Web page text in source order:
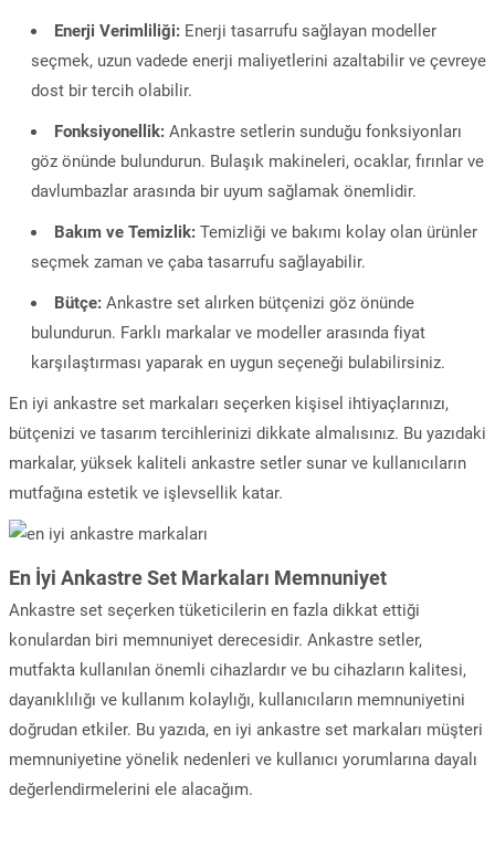
Enerji Verimliliği: Enerji tasarrufu sağlayan modeller
seçmek, uzun vadede enerji maliyetlerini azaltabilir ve çevreye
dost bir tercih olabilir.
Fonksiyonellik: Ankastre setlerin sunduğu fonksiyonları
göz önünde bulundurun. Bulaşık makineleri, ocaklar, fırınlar ve
davlumbazlar arasında bir uyum sağlamak önemlidir.
Bakım ve Temizlik: Temizliği ve bakımı kolay olan ürünler
seçmek zaman ve çaba tasarrufu sağlayabilir.
Bütçe: Ankastre set alırken bütçenizi göz önünde
bulundurun. Farklı markalar ve modeller arasında fiyat
karşılaştırması yaparak en uygun seçeneği bulabilirsiniz.
En iyi ankastre set markaları seçerken kişisel ihtiyaçlarınızı,
bütçenizi ve tasarım tercihlerinizi dikkate almalısınız. Bu yazıdaki
markalar, yüksek kaliteli ankastre setler sunar ve kullanıcıların
mutfağına estetik ve işlevsellik katar.
En İyi Ankastre Set Markaları Memnuniyet
Ankastre set seçerken tüketicilerin en fazla dikkat ettiği
konulardan biri memnuniyet derecesidir. Ankastre setler,
mutfakta kullanılan önemli cihazlardır ve bu cihazların kalitesi,
dayanıklılığı ve kullanım kolaylığı, kullanıcıların memnuniyetini
doğrudan etkiler. Bu yazıda, en iyi ankastre set markaları müşteri
memnuniyetine yönelik nedenleri ve kullanıcı yorumlarına dayalı
değerlendirmelerini ele alacağım.